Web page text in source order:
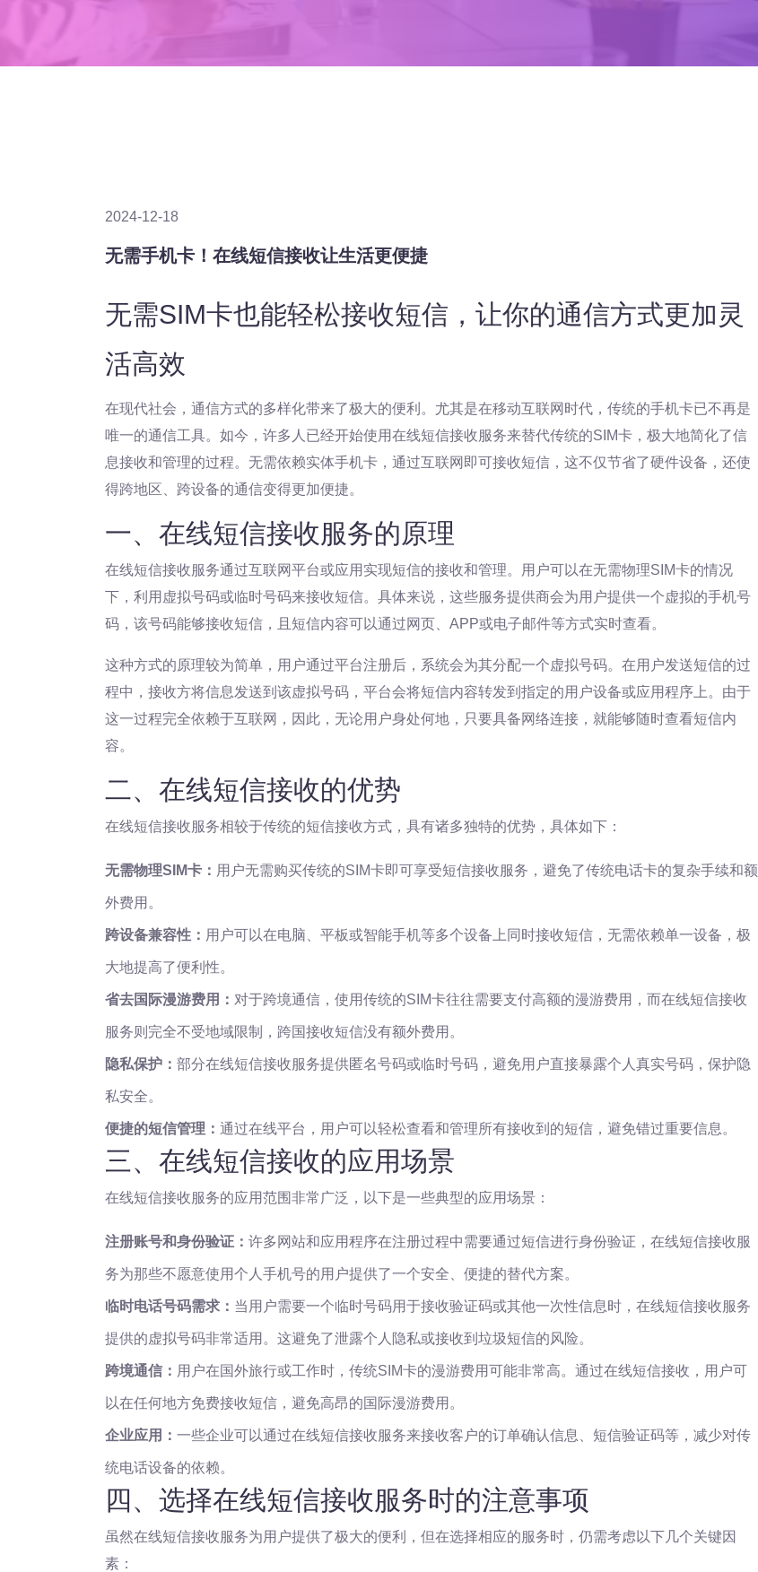
2024-12-18
无需手机卡！在线短信接收让生活更便捷
无需SIM卡也能轻松接收短信，让你的通信方式更加灵
活高效
在现代社会，通信方式的多样化带来了极大的便利。尤其是在移动互联网时代，传统的手机卡已不再是
唯一的通信工具。如今，许多人已经开始使用在线短信接收服务来替代传统的SIM卡，极大地简化了信
息接收和管理的过程。无需依赖实体手机卡，通过互联网即可接收短信，这不仅节省了硬件设备，还使
得跨地区、跨设备的通信变得更加便捷。
一、在线短信接收服务的原理
在线短信接收服务通过互联网平台或应用实现短信的接收和管理。用户可以在无需物理SIM卡的情况
下，利用虚拟号码或临时号码来接收短信。具体来说，这些服务提供商会为用户提供一个虚拟的手机号
码，该号码能够接收短信，且短信内容可以通过网页、APP或电子邮件等方式实时查看。
这种方式的原理较为简单，用户通过平台注册后，系统会为其分配一个虚拟号码。在用户发送短信的过
程中，接收方将信息发送到该虚拟号码，平台会将短信内容转发到指定的用户设备或应用程序上。由于
这一过程完全依赖于互联网，因此，无论用户身处何地，只要具备网络连接，就能够随时查看短信内
容。
二、在线短信接收的优势
在线短信接收服务相较于传统的短信接收方式，具有诸多独特的优势，具体如下：
无需物理SIM卡： 用户无需购买传统的SIM卡即可享受短信接收服务，避免了传统电话卡的复杂手续和额
外费用。
跨设备兼容性： 用户可以在电脑、平板或智能手机等多个设备上同时接收短信，无需依赖单一设备，极
大地提高了便利性。
省去国际漫游费用： 对于跨境通信，使用传统的SIM卡往往需要支付高额的漫游费用，而在线短信接收
服务则完全不受地域限制，跨国接收短信没有额外费用。
隐私保护： 部分在线短信接收服务提供匿名号码或临时号码，避免用户直接暴露个人真实号码，保护隐
私安全。
便捷的短信管理： 通过在线平台，用户可以轻松查看和管理所有接收到的短信，避免错过重要信息。
三、在线短信接收的应用场景
在线短信接收服务的应用范围非常广泛，以下是一些典型的应用场景：
注册账号和身份验证： 许多网站和应用程序在注册过程中需要通过短信进行身份验证，在线短信接收服
务为那些不愿意使用个人手机号的用户提供了一个安全、便捷的替代方案。
临时电话号码需求： 当用户需要一个临时号码用于接收验证码或其他一次性信息时，在线短信接收服务
提供的虚拟号码非常适用。这避免了泄露个人隐私或接收到垃圾短信的风险。
跨境通信： 用户在国外旅行或工作时，传统SIM卡的漫游费用可能非常高。通过在线短信接收，用户可
以在任何地方免费接收短信，避免高昂的国际漫游费用。
企业应用： 一些企业可以通过在线短信接收服务来接收客户的订单确认信息、短信验证码等，减少对传
统电话设备的依赖。
四、选择在线短信接收服务时的注意事项
虽然在线短信接收服务为用户提供了极大的便利，但在选择相应的服务时，仍需考虑以下几个关键因
素：